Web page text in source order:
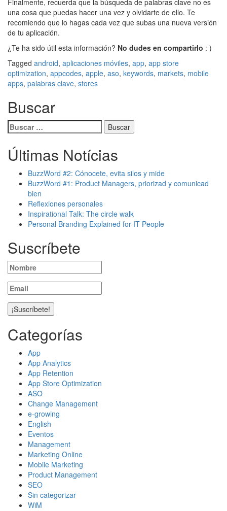
Finalmente, recuerda que la búsqueda de palabras clave no es
una cosa que puedas hacer una vez y olvidarte de ello. Te
recomiendo que lo hagas cada vez que subas una nueva versión
de tu aplicación.
¿Te ha sido útil esta información? No dudes en compartirlo : )
Tagged android, aplicaciones móviles, app, app store
optimization, appcodes, apple, aso, keywords, markets, mobile
apps, palabras clave, stores
Buscar
Buscar:
Últimas Notícias
BuzzWord #2: Cónocete, evita silos y mide
BuzzWord #1: Product Managers, priorizad y comunicad
bien
Reflexiones personales
Inspirational Talk: The circle walk
Personal Branding Explained for IT People
Suscríbete
Categorías
App
App Analytics
App Retention
App Store Optimization
ASO
Change Management
e-growing
English
Eventos
Management
Marketing Online
Mobile Marketing
Product Management
SEO
Sin categorizar
WiM